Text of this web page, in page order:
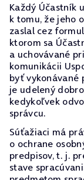
Každý Účastník
k tomu, že jeho
zaslal cez
ktorom sa
a uchovávané
komunikácii
byť vykonávané
je udelený
kedykoľvek
správcu.
Súťažiaci má
o ochrane
predpisov, t. j.
stave